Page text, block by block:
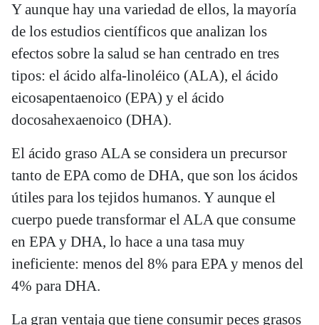
Y aunque hay una variedad de ellos, la mayoría
de los estudios científicos que analizan los
efectos sobre la salud se han centrado en tres
tipos: el ácido alfa-linoléico (ALA), el ácido
eicosapentaenoico (EPA) y el ácido
docosahexaenoico (DHA).
El ácido graso ALA se considera un precursor
tanto de EPA como de DHA, que son los ácidos
útiles para los tejidos humanos. Y aunque el
cuerpo puede transformar el ALA que consume
en EPA y DHA, lo hace a una tasa muy
ineficiente: menos del 8% para EPA y menos del
4% para DHA.
La gran ventaja que tiene consumir peces grasos